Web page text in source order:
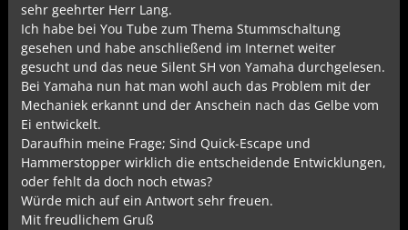
sehr geehrter Herr Lang.
Ich habe bei You Tube zum Thema Stummschaltung
gesehen und habe anschließend im Internet weiter
gesucht und das neue Silent SH von Yamaha durchgelesen.
Bei Yamaha nun hat man wohl auch das Problem mit der
Mechaniek erkannt und der Anschein nach das Gelbe vom
Ei entwickelt.
Daraufhin meine Frage; Sind Quick-Escape und
Hammerstopper wirklich die entscheidende Entwicklungen,
oder fehlt da doch noch etwas?
Würde mich auf ein Antwort sehr freuen.
Mit freudlichem Gruß